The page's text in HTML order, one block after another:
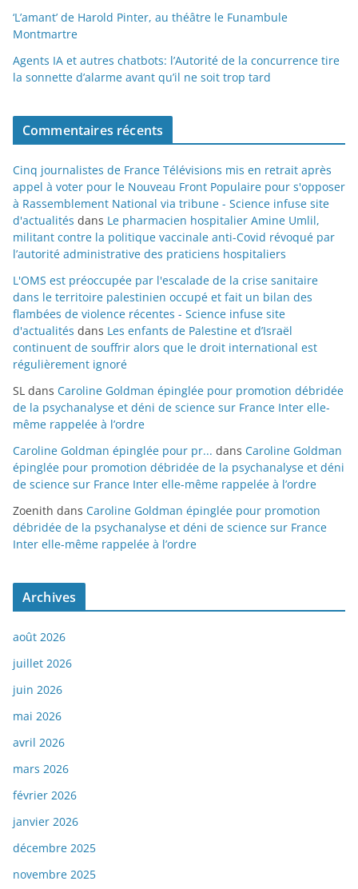
‘L’amant’ de Harold Pinter, au théâtre le Funambule
Montmartre
Agents IA et autres chatbots: l’Autorité de la concurrence tire
la sonnette d’alarme avant qu’il ne soit trop tard
Commentaires récents
Cinq journalistes de France Télévisions mis en retrait après
appel à voter pour le Nouveau Front Populaire pour s'opposer
à Rassemblement National via tribune - Science infuse site
d'actualités dans Le pharmacien hospitalier Amine Umlil,
militant contre la politique vaccinale anti-Covid révoqué par
l’autorité administrative des praticiens hospitaliers
L'OMS est préoccupée par l'escalade de la crise sanitaire
dans le territoire palestinien occupé et fait un bilan des
flambées de violence récentes - Science infuse site
d'actualités dans Les enfants de Palestine et d’Israël
continuent de souffrir alors que le droit international est
régulièrement ignoré
SL dans Caroline Goldman épinglée pour promotion débridée
de la psychanalyse et déni de science sur France Inter elle-
même rappelée à l’ordre
Caroline Goldman épinglée pour pr... dans Caroline Goldman
épinglée pour promotion débridée de la psychanalyse et déni
de science sur France Inter elle-même rappelée à l’ordre
Zoenith dans Caroline Goldman épinglée pour promotion
débridée de la psychanalyse et déni de science sur France
Inter elle-même rappelée à l’ordre
Archives
août 2026
juillet 2026
juin 2026
mai 2026
avril 2026
mars 2026
février 2026
janvier 2026
décembre 2025
novembre 2025